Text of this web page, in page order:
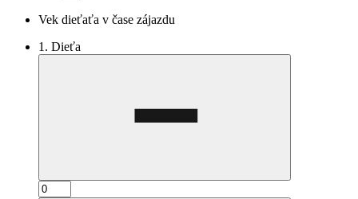
Vek dieťaťa v čase zájazdu
1. Dieťa